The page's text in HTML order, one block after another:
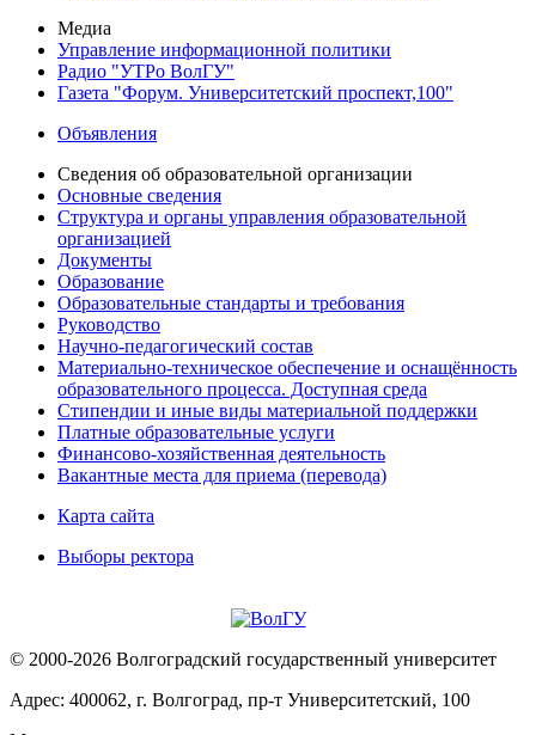
Медиа
Управление информационной политики
Радио "УТРо ВолГУ"
Газета "Форум. Университетский проспект,100"
Объявления
Сведения об образовательной организации
Основные сведения
Структура и органы управления образовательной
организацией
Документы
Образование
Образовательные стандарты и требования
Руководство
Научно-педагогический состав
Материально-техническое обеспечение и оснащённость
образовательного процесса. Доступная среда
Стипендии и иные виды материальной поддержки
Платные образовательные услуги
Финансово-хозяйственная деятельность
Вакантные места для приема (перевода)
Карта сайта
Выборы ректора
© 2000-2026 Волгоградский государственный университет
Адрес: 400062, г. Волгоград, пр-т Университетский, 100